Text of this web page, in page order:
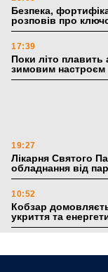
Безпека,
розповів про
17:39
Поки літо плавить
зимовим настроєм
19:27
Лікарня Святого
обладнання від
10:52
Кобзар
укриття та
Понад 8 мільйонів
та іншим